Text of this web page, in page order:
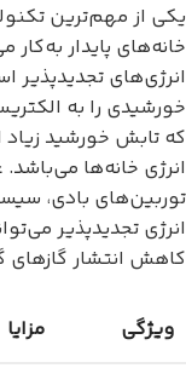
یکی از مهم‌ترین
خانه‌های پایدار
انرژی‌های تجدیدپذیر
خورشیدی را به
که تابش خورشید زیاد
انرژی خانه‌ها
توربین‌های بادی،
انرژی تجدیدپذیر
کاهش انتشار گازهای
ویژگی مزایا